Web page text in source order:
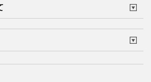
ごみ・環境
障がい・福祉
組織案内